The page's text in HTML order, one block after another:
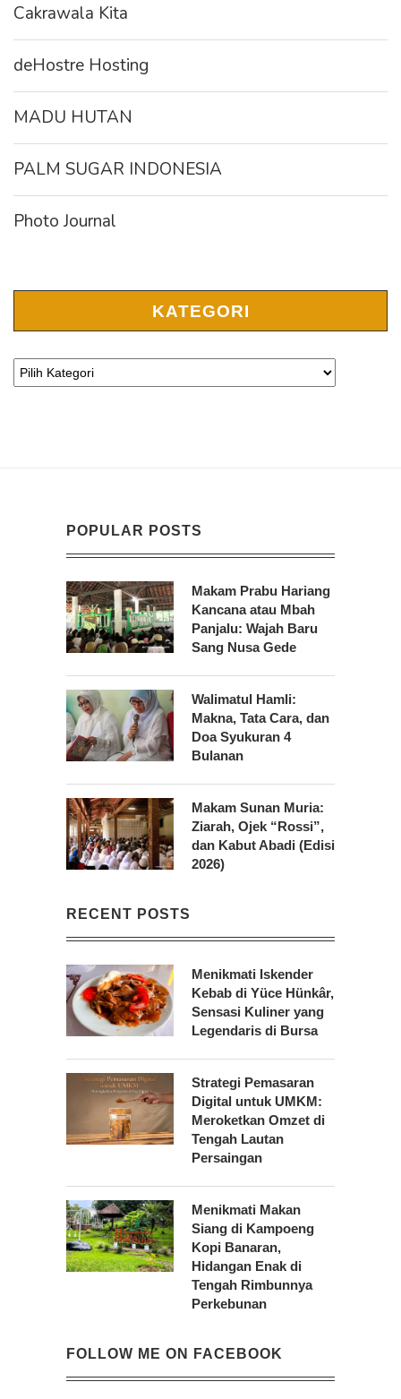
Cakrawala Kita
deHostre Hosting
MADU HUTAN
PALM SUGAR INDONESIA
Photo Journal
KATEGORI
POPULAR POSTS
Makam Prabu Hariang
Kancana atau Mbah
Panjalu: Wajah Baru
Sang Nusa Gede
Walimatul Hamli:
Makna, Tata Cara, dan
Doa Syukuran 4
Bulanan
Makam Sunan Muria:
Ziarah, Ojek “Rossi”,
dan Kabut Abadi (Edisi
2026)
RECENT POSTS
Menikmati Iskender
Kebab di Yüce Hünkâr,
Sensasi Kuliner yang
Legendaris di Bursa
Strategi Pemasaran
Digital untuk UMKM:
Meroketkan Omzet di
Tengah Lautan
Persaingan
Menikmati Makan
Siang di Kampoeng
Kopi Banaran,
Hidangan Enak di
Tengah Rimbunnya
Perkebunan
FOLLOW ME ON FACEBOOK